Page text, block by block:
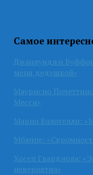
Самое
Джанлуиджи
меня дедушкой»
Маурисио
Месси»
Марио Балотелли:
Мбаппе:
Хосеп Гвардиола:
невероятна»